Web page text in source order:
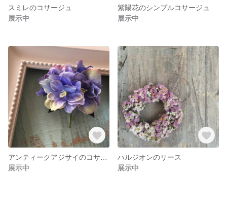
スミレのコサージュ
展示中
紫陽花のシンプルコサージュ
展示中
展示中
ハルジオンのリース
展示中